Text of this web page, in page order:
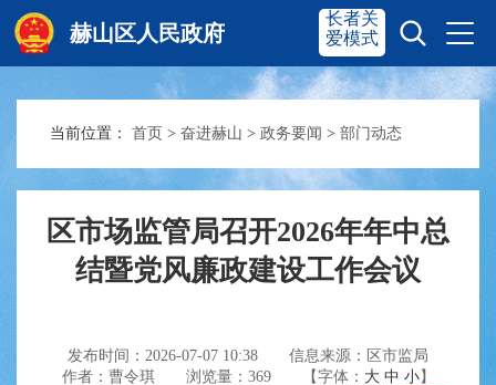
赫山区人民政府
赫山首页 奋进赫山
政务要闻 多彩资湘
长者关
爱模式
当前位置： 首页 > 奋进赫山 > 政务要闻 > 部门动态
区市场监管局召开2026年年中总
结暨党风廉政建设工作会议
发布时间：2026-07-07 10:38
信息来源：区市监局
作者：曹令琪
浏览量： 369 【字体： 大 中 小】